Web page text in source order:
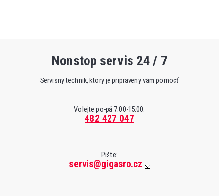
Nonstop servis 24 / 7
Servisný technik, ktorý je pripravený vám pomôcť
Volejte po-pá 7:00-15:00:
482 427 047
Pište:
servis@gigasro.cz